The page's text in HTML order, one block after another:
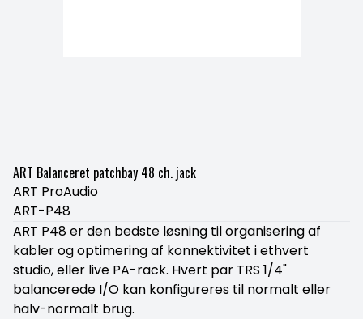
ART Balanceret patchbay 48 ch. jack
ART ProAudio
ART-P48
ART P48 er den bedste løsning til organisering af
kabler og optimering af konnektivitet i ethvert
studio, eller live PA-rack. Hvert par TRS 1/4"
balancerede I/O kan konfigureres til normalt eller
halv-normalt brug.